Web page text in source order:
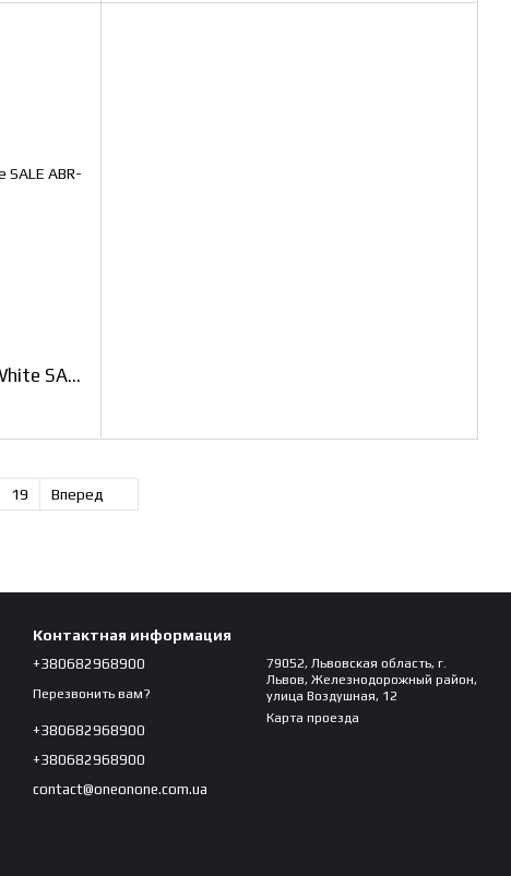
Часы Skmei 1898GDWT Gold-White SALE
19 Вперед
Контактная информация
+380682968900
Перезвонить вам?
+380682968900
+380682968900
contact@oneonone.com.ua
79052, Львовская область, г.
Львов, Железнодорожный район,
улица Воздушная, 12
Карта проезда